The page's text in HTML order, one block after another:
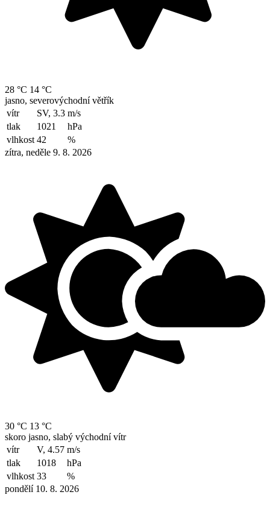
28 °C 14 °C
jasno, severovýchodní větřík
vítr
SV, 3.3 m/s
tlak
1021
hPa
vlhkost 42
%
zítra, neděle 9. 8. 2026
30 °C 13 °C
skoro jasno, slabý východní vítr
vítr
V, 4.57 m/s
tlak
1018
hPa
vlhkost 33
%
pondělí 10. 8. 2026